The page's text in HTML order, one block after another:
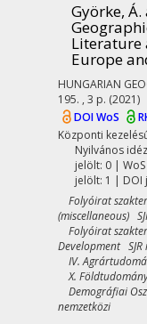
Györke,
Literature
Europe
HUNGARIAN
195. , 3 p. (2021)
DOIWoS
Központi
Nyilvános
jelölt: 0 |
jelölt: 1 | DOI
Folyóirat
(miscellaneous)
Folyóirat
Development
IV.
X.
Demográfiai
nemzetközi